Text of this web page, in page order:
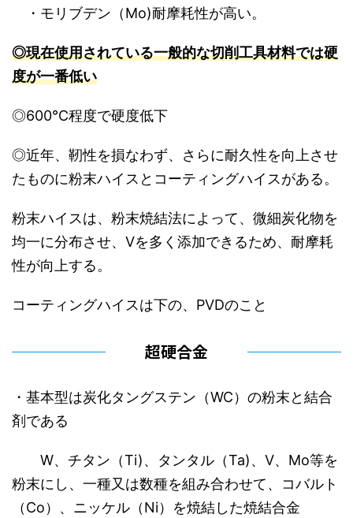
・モリブデン（Mo)耐摩耗性が高い。
◎現在使用されている一般的な切削工具材料では硬
度が一番低い
◎600℃程度で硬度低下
◎近年、靭性を損なわず、さらに耐久性を向上させ
たものに粉末ハイスとコーティングハイスがある。
粉末ハイスは、粉末焼結法によって、微細炭化物を
均一に分布させ、Vを多く添加できるため、耐摩耗
性が向上する。
コーティングハイスは下の、PVDのこと
超硬合金
・基本型は炭化タングステン（WC）の粉末と結合
剤である
W、チタン（Ti)、タンタル（Ta)、V、Mo等を
粉末にし、一種又は数種を組み合わせて、コバルト
（Co）、ニッケル（Ni）を焼結した焼結合金